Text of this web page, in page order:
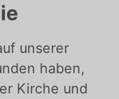
unserer
haben,
Kirche und